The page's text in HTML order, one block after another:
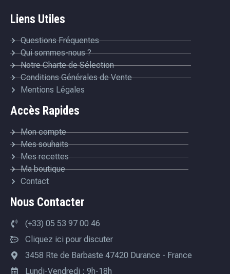
Liens Utiles
Questions Fréquentes
Qui sommes-nous ?
Notre Charte de Sélection
Conditions Générales de Vente
Mentions Légales
Accès Rapides
Mon compte
Mes souhaits
Mes recettes
Ma boutique
Contact
Nous Contacter
(+33) 05 53 97 00 46
Cliquez ici pour discuter
3458 Rte de Barbaste 47420 Durance - France
Lundi-Vendredi : 9h-18h